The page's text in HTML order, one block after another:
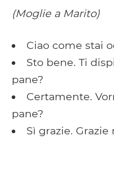
(Moglie a Marito)
Ciao come stai
Sto bene. Ti
pane?
Certamente.
pane?
Sì grazie. Grazie